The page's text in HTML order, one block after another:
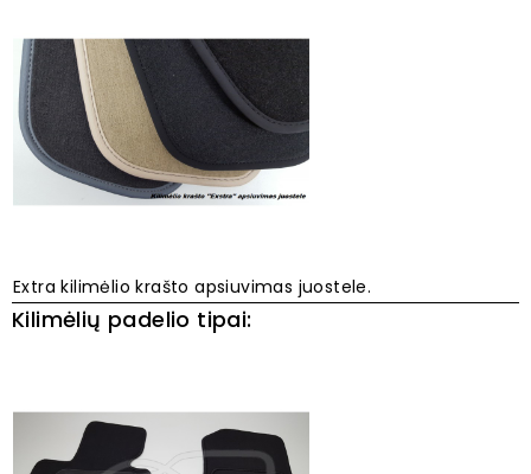
Extra kilimėlio krašto apsiuvimas juostele.
Kilimėlių padelio tipai: